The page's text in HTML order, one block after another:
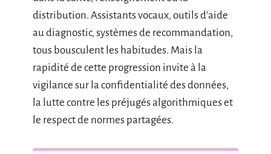
distribution. Assistants vocaux, outils d’aide
au diagnostic, systèmes de recommandation,
tous bousculent les habitudes. Mais la
rapidité de cette progression invite à la
vigilance sur la confidentialité des données,
la lutte contre les préjugés algorithmiques et
le respect de normes partagées.